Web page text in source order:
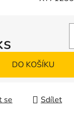
DO KOŠÍKU
se Sdílet